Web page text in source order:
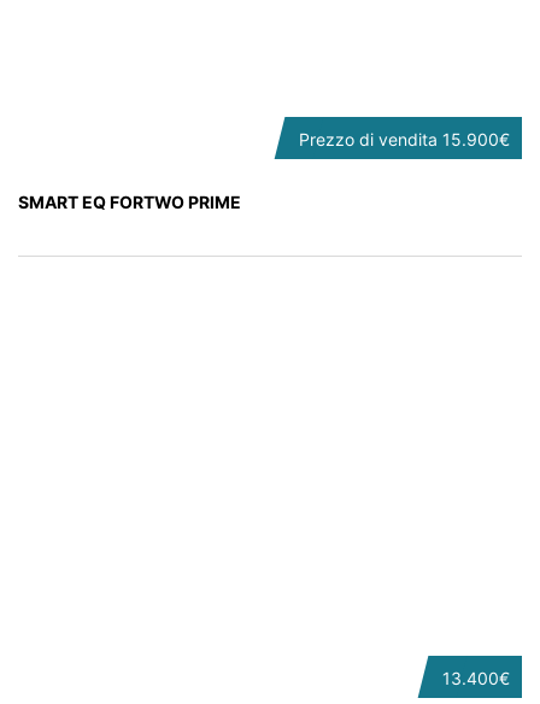
Prezzo di vendita 15.900€
SMART EQ FORTWO PRIME
13.400€